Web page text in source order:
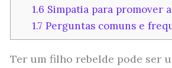
1.6 Simpatia para promover
1.7 Perguntas comuns e
Ter um filho rebelde pode ser